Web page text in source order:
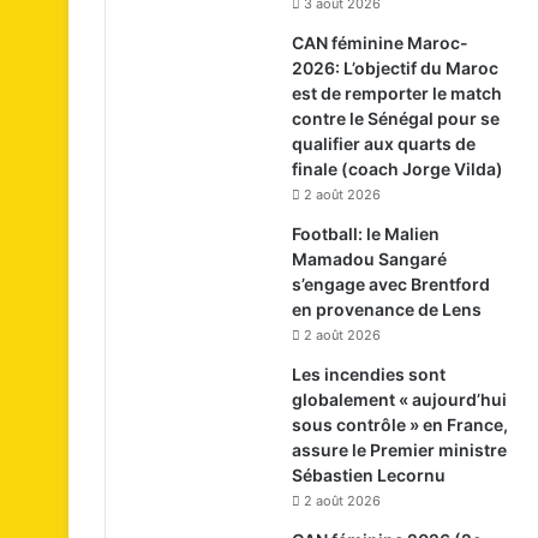
3 août 2026
CAN féminine Maroc-
2026: L’objectif du Maroc
est de remporter le match
contre le Sénégal pour se
qualifier aux quarts de
finale (coach Jorge Vilda)
2 août 2026
Football: le Malien
Mamadou Sangaré
s’engage avec Brentford
en provenance de Lens
2 août 2026
Les incendies sont
globalement « aujourd’hui
sous contrôle » en France,
assure le Premier ministre
Sébastien Lecornu
2 août 2026